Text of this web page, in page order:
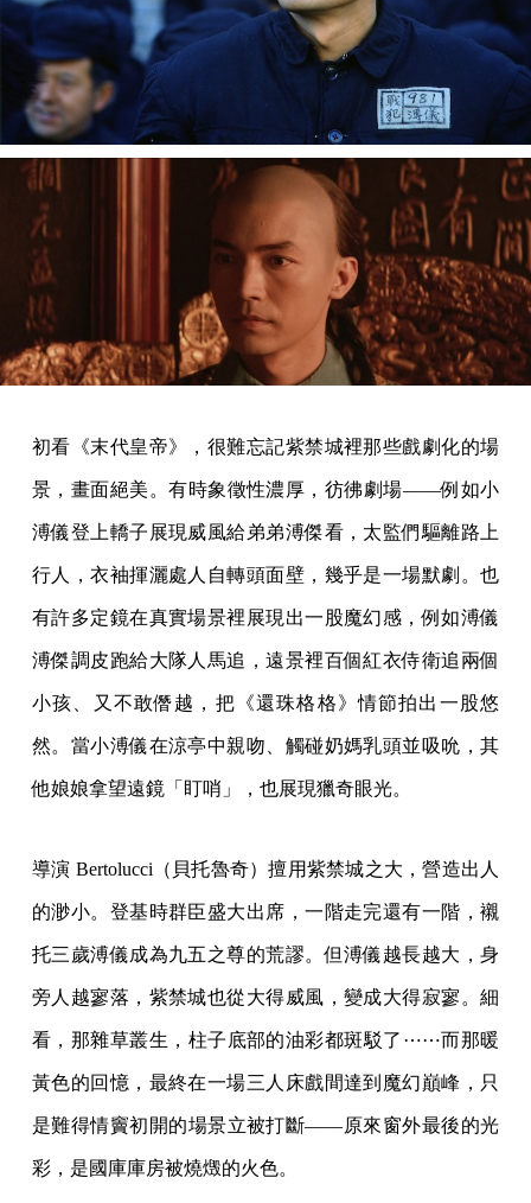
初看《末代皇帝》，很難忘記紫禁城裡那些戲劇化的場
景，畫面絕美。有時象徵性濃厚，彷彿劇場——例如小
溥儀登上轎子展現威風給弟弟溥傑看，太監們驅離路上
行人，衣袖揮灑處人自轉頭面壁，幾乎是一場默劇。也
有許多定鏡在真實場景裡展現出一股魔幻感，例如溥儀
溥傑調皮跑給大隊人馬追，遠景裡百個紅衣侍衛追兩個
小孩、又不敢僭越，把《還珠格格》情節拍出一股悠
然。當小溥儀在涼亭中親吻、觸碰奶媽乳頭並吸吮，其
他娘娘拿望遠鏡「盯哨」，也展現獵奇眼光。
導演 Bertolucci（貝托魯奇）擅用紫禁城之大，營造出人
的渺小。登基時群臣盛大出席，一階走完還有一階，襯
托三歲溥儀成為九五之尊的荒謬。但溥儀越長越大，身
旁人越寥落，紫禁城也從大得威風，變成大得寂寥。細
看，那雜草叢生，柱子底部的油彩都斑駁了⋯⋯而那暖
黃色的回憶，最終在一場三人床戲間達到魔幻巔峰，只
是難得情竇初開的場景立被打斷——原來窗外最後的光
彩，是國庫庫房被燒燬的火色。